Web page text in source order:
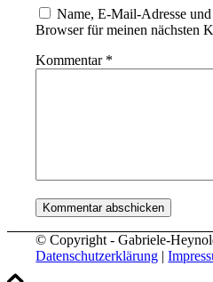
Name, E-Mail-Adresse
Browser für meinen nächsten
Kommentar *
© Copyright - Gabriele-
Datenschutzerklärung |